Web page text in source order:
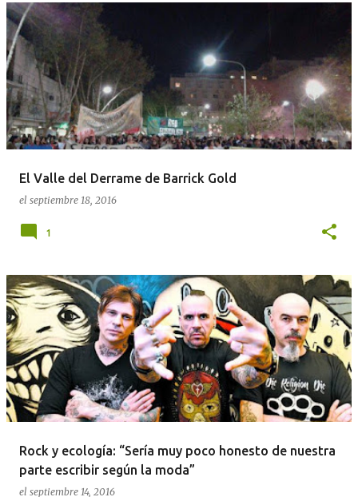
E
n
t
r
a
d
El Valle del Derrame de Barrick Gold
el septiembre 18, 2016
1
Rock y ecología: “Sería muy poco honesto de nuestra
parte escribir según la moda”
el septiembre 14, 2016